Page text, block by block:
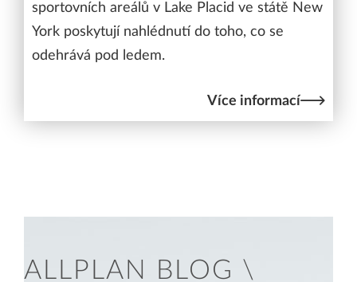
sportovních areálů v Lake Placid ve státě New
York poskytují nahlédnutí do toho, co se
odehrává pod ledem.
Více informací
ALLPLAN BLOG \